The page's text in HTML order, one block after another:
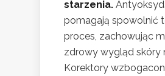
starzenia.
pomagają spowolnić
proces, zachowując
zdrowy wygląd skóry
Korektory